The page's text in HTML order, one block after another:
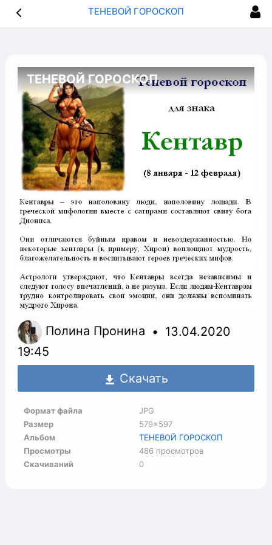
ТЕНЕВОЙ ГОРОСКОП
ТЕНЕВОЙ ГОРОСКОП
Полина Пронина
13.04.2020
19:45
Скачать
Формат файла
JPG
Размер
579×597
Альбом
ТЕНЕВОЙ ГОРОСКОП
Просмотры
486 просмотров
Скачиваний
0